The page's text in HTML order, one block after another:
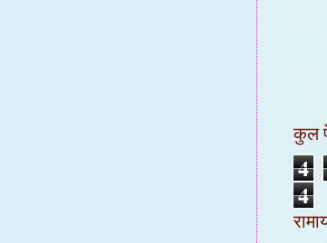
कुल
4
4